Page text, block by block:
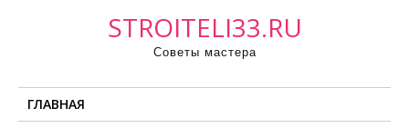
STROITELI33.RU
Советы мастера
ГЛАВНАЯ